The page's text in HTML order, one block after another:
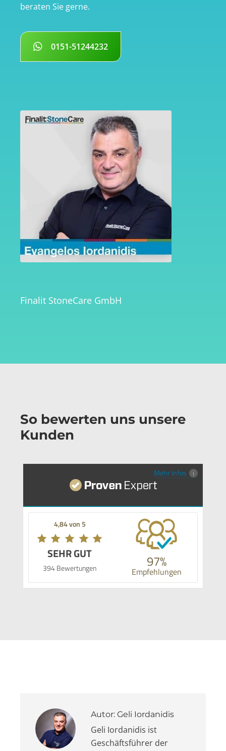
beraten Sie gerne.
0151-51244232
Finalit StoneCare GmbH
So bewerten uns unsere
Kunden
Mehr Infos
4,84 von 5
SEHR GUT
394 Bewertungen 97%
Empfehlungen
Autor: Geli Iordanidis
Geli Iordanidis ist
Geschäftsführer der